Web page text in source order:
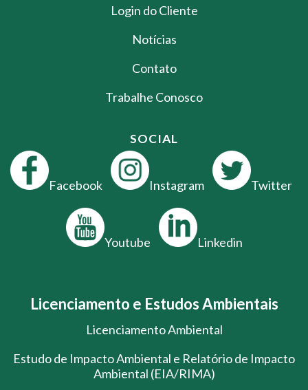
Login do Cliente
Notícias
Contato
Trabalhe Conosco
SOCIAL
Facebook Instagram Twitter
Youtube Linkedin
Licenciamento e Estudos Ambientais
Licenciamento Ambiental
Estudo de Impacto Ambiental e Relatório de Impacto
Ambiental (EIA/RIMA)